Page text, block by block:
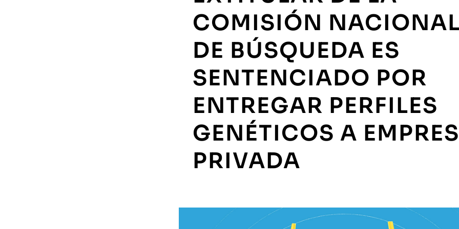
COMISIÓN
DE BÚSQUEDA ES
SENTENCIADO POR
ENTREGAR PERFILES
GENÉTICOS A
PRIVADA